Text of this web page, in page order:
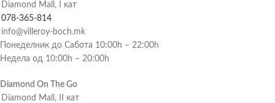
Diamond Mall, I кат
078-365-814
info@villeroy-boch.mk
Понеделник до Сабота 10:00h – 22:00h
Недела од 10:00h – 20:00h
Diamond On The Go
Diamond Mall, II кат